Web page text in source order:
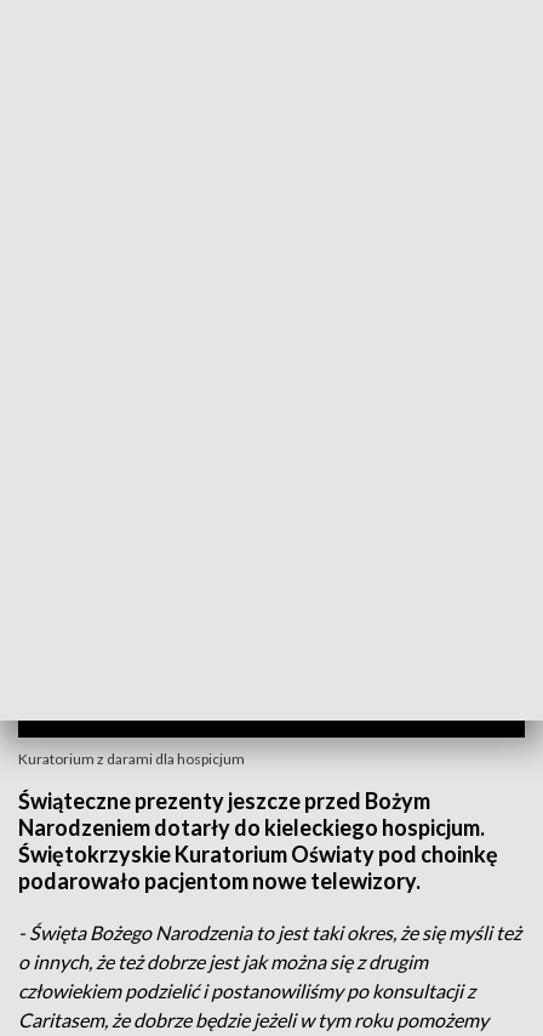
Kuratorium z darami dla hospicjum
Świąteczne prezenty jeszcze przed Bożym
Narodzeniem dotarły do kieleckiego hospicjum.
Świętokrzyskie Kuratorium Oświaty pod choinkę
podarowało pacjentom nowe telewizory.
- Święta Bożego Narodzenia to jest taki okres, że się myśli też
o innych, że też dobrze jest jak można się z drugim
człowiekiem podzielić i postanowiliśmy po konsultacji z
Caritasem, że dobrze będzie jeżeli w tym roku pomożemy